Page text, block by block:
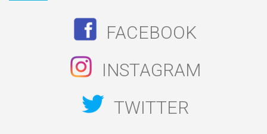
FACEBOOK
INSTAGRAM
TWITTER